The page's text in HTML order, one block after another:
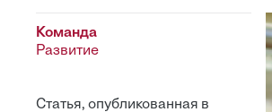
Команда
Развитие
Статья, опубликованная в